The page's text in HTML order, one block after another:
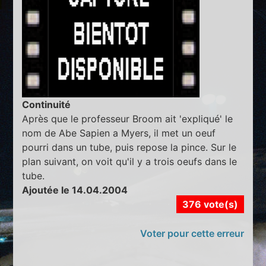
Continuité
Après que le professeur Broom ait 'expliqué' le
nom de Abe Sapien a Myers, il met un oeuf
pourri dans un tube, puis repose la pince. Sur le
plan suivant, on voit qu'il y a trois oeufs dans le
tube.
Ajoutée le 14.04.2004
376 vote(s)
Voter pour cette erreur